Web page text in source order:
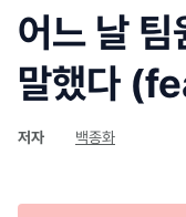
어느 날
말했다
저자 백종화